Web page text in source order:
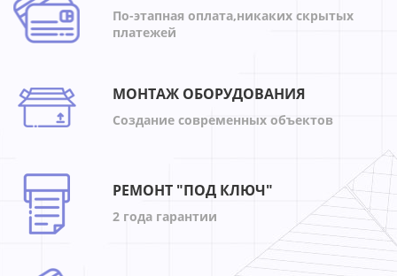
По-этапная оплата,никаких скрытых
платежей
МОНТАЖ ОБОРУДОВАНИЯ
Создание современных объектов
РЕМОНТ "ПОД КЛЮЧ"
2 года гарантии